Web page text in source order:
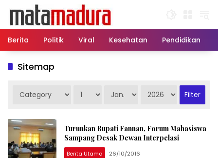
konten
Berita
Politik Viral Kesehatan Pendidikan
Sitemap
Turunkan Bupati Fannan, Forum Mahasiswa
Sampang Desak Dewan Interpelasi
Berita Utama 26/10/2016